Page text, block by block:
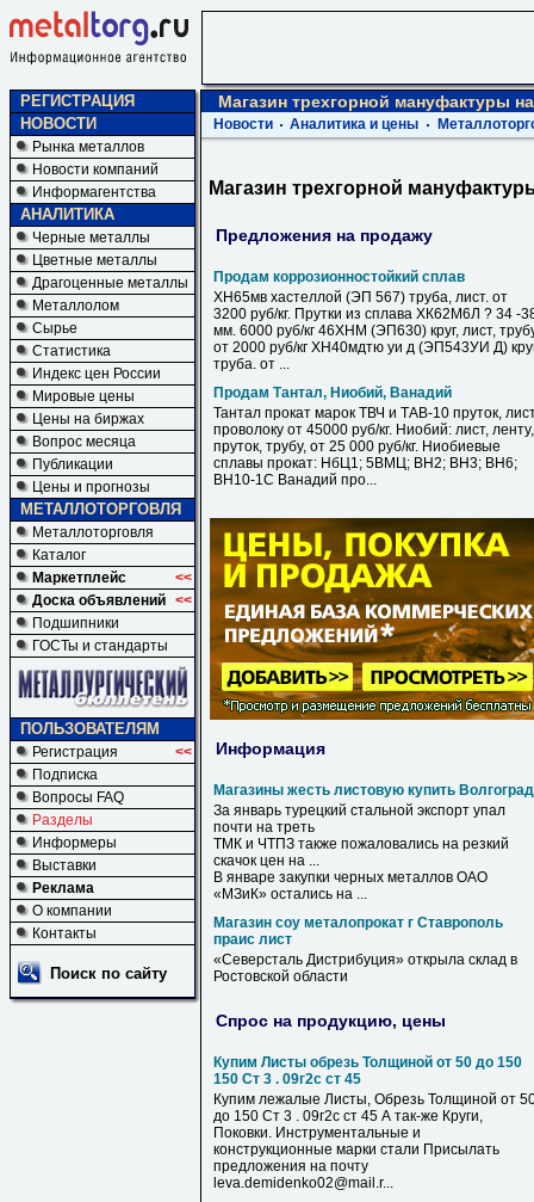
РЕГИСТРАЦИЯ
НОВОСТИ
Рынка металлов
Новости компаний
Информагентства
АНАЛИТИКА
Черные металлы
Цветные металлы
Драгоценные металлы
Металлолом
Сырье
Статистика
Индекс цен России
Мировые цены
Цены на биржах
Вопрос месяца
Публикации
Цены и прогнозы
МЕТАЛЛОТОРГОВЛЯ
Металлоторговля
Каталог
Маркетплейс
<<
Доска объявлений <<
Подшипники
ГОСТы и стандарты
ПОЛЬЗОВАТЕЛЯМ
Регистрация
<<
Подписка
Вопросы FAQ
Разделы
Информеры
Выставки
Реклама
О компании
Контакты
Поиск по сайту
Магазин трехгорной мануфактуры
Новости Аналитика и цены
Магазин трехгорной
Предложения на продажу
Продам коррозионностойкий сплав
ХН65мв хастеллой (ЭП 567) труба, лист. от
3200 руб/кг. Прутки из сплава ХК62М6Л ? 34 -
мм. 6000 руб/кг 46ХНМ (ЭП630) круг, лист,
от 2000 руб/кг ХН40мдтю уи д (ЭП543УИ Д)
труба. от ...
Продам Тантал, Ниобий, Ванадий
Тантал прокат марок ТВЧ и ТАВ-10 пруток,
проволоку от 45000 руб/кг. Ниобий: лист, ленту,
пруток, трубу, от 25 000 руб/кг. Ниобиевые
сплавы прокат: НбЦ1; 5ВМЦ; ВН2; ВН3; ВН6;
ВН10-1С Ванадий про...
Информация
Магазины жесть листовую купить Волгоград
За январь турецкий стальной экспорт упал
почти на треть
ТМК и ЧТПЗ также пожаловались на резкий
скачок цен на ...
В январе закупки черных металлов ОАО
«МЗиК» остались на ...
Магазин соу металопрокат г Ставрополь
праис лист
«Северсталь Дистрибуция» открыла склад в
Ростовской области
Спрос на продукцию, цены
Купим Листы обрезь Толщиной от 50 до 150
150 Ст 3 . 09г2с ст 45
Купим лежалые Листы, Обрезь Толщиной от
до 150 Ст 3 . 09г2с ст 45 А так-же Круги,
Поковки. Инструментальные и
конструкционные марки стали Присылать
предложения на почту
leva.demidenko02@mail.r...